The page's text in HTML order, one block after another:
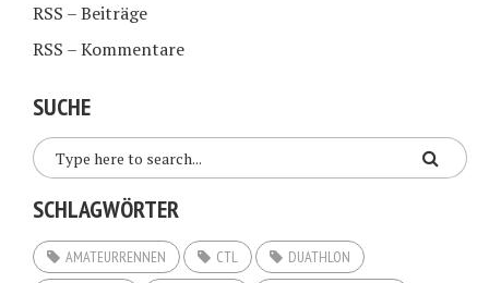
RSS – Beiträge
RSS – Kommentare
SUCHE
SCHLAGWÖRTER
AMATEURRENNEN CTL
DUATHLON